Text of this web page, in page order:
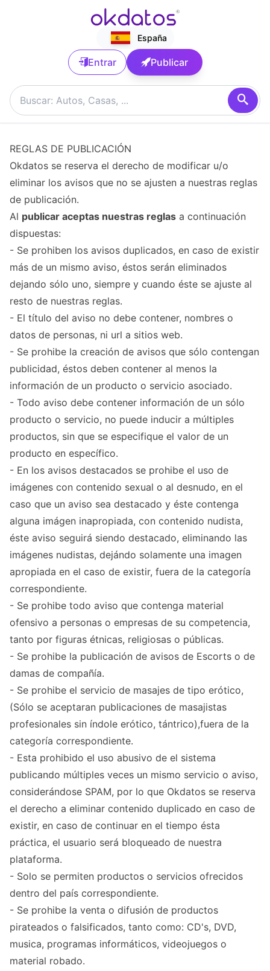
España
Entrar Publicar
REGLAS DE PUBLICACIÓN
Okdatos se reserva el derecho de modificar u/o
eliminar los avisos que no se ajusten a nuestras reglas
de publicación.
Al publicar aceptas nuestras reglas a continuación
dispuestas:
- Se prohiben los avisos duplicados, en caso de existir
más de un mismo aviso, éstos serán eliminados
dejando sólo uno, siempre y cuando éste se ajuste al
resto de nuestras reglas.
- El título del aviso no debe contener, nombres o
datos de personas, ni url a sitios web.
- Se prohibe la creación de avisos que sólo contengan
publicidad, éstos deben contener al menos la
información de un producto o servicio asociado.
- Todo aviso debe contener información de un sólo
producto o servicio, no puede inducir a múltiples
productos, sin que se especifique el valor de un
producto en específico.
- En los avisos destacados se prohibe el uso de
imágenes con contenido sexual o al desnudo, en el
caso que un aviso sea destacado y éste contenga
alguna imágen inapropiada, con contenido nudista,
éste aviso seguirá siendo destacado, eliminando las
imágenes nudistas, dejándo solamente una imagen
apropiada en el caso de existir, fuera de la categoría
correspondiente.
- Se prohibe todo aviso que contenga material
ofensivo a personas o empresas de su competencia,
tanto por figuras étnicas, religiosas o públicas.
- Se prohibe la publicación de avisos de Escorts o de
damas de compañía.
- Se prohibe el servicio de masajes de tipo erótico,
(Sólo se aceptaran publicaciones de masajistas
profesionales sin índole erótico, tántrico),fuera de la
categoría correspondiente.
- Esta prohibido el uso abusivo de el sistema
publicando múltiples veces un mismo servicio o aviso,
considerándose SPAM, por lo que Okdatos se reserva
el derecho a eliminar contenido duplicado en caso de
existir, en caso de continuar en el tiempo ésta
práctica, el usuario será bloqueado de nuestra
plataforma.
- Solo se permiten productos o servicios ofrecidos
dentro del país correspondiente.
- Se prohibe la venta o difusión de productos
pirateados o falsificados, tanto como: CD's, DVD,
musica, programas informáticos, videojuegos o
material robado.